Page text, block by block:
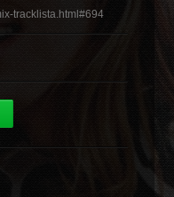
tracklista.html#694